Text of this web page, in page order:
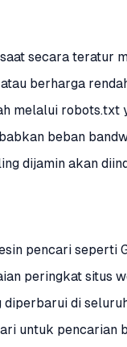
secara teratur
berharga
melalui robots.txt
beban
dijamin akan
pencari seperti
peringkat situs
diperbarui di
untuk pencarian